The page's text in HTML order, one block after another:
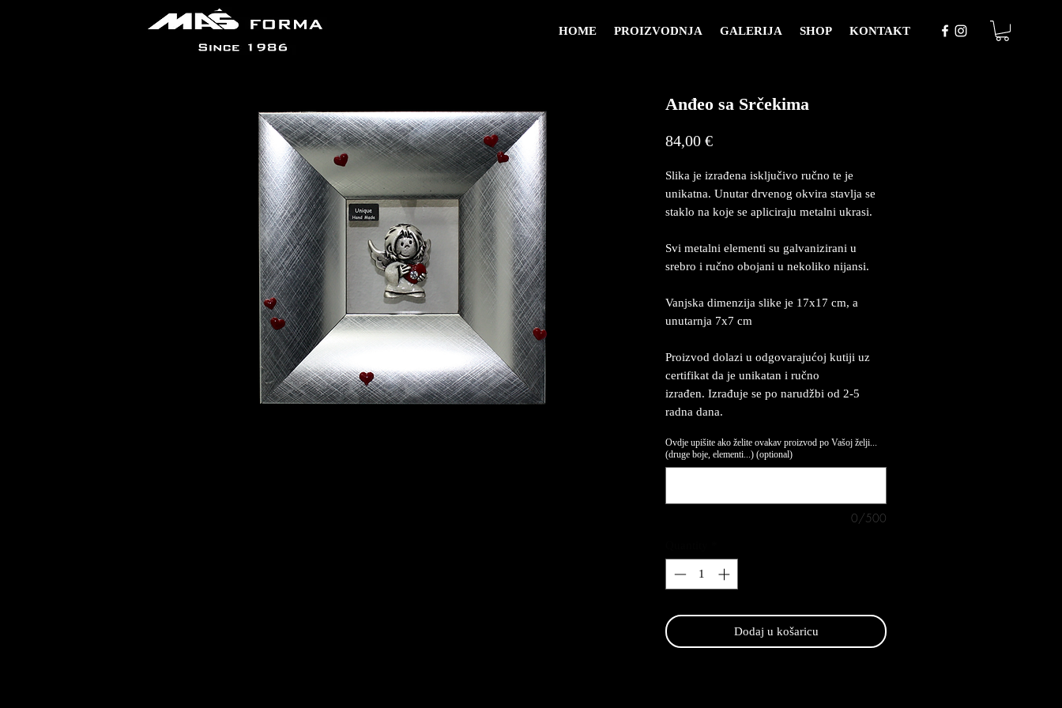
HOME PROIZVODNJA GALERIJA SHOP KONTAKT
Anđeo sa Srčekima
84,00 €Price
Slika je izrađena isključivo ručno te je
unikatna. Unutar drvenog okvira stavlja se
staklo na koje se apliciraju metalni ukrasi.
Svi metalni elementi su galvanizirani u
srebro i ručno obojani u nekoliko nijansi.
Vanjska dimenzija slike je 17x17 cm, a
unutarnja 7x7 cm
Proizvod dolazi u odgovarajućoj kutiji uz
certifikat da je unikatan i ručno
izrađen. Izrađuje se po narudžbi od 2-5
radna dana.
Ovdje upišite ako želite ovakav proizvod po Vašoj želji...
(druge boje, elementi...) (optional)
0/500
Dodaj u košaricu